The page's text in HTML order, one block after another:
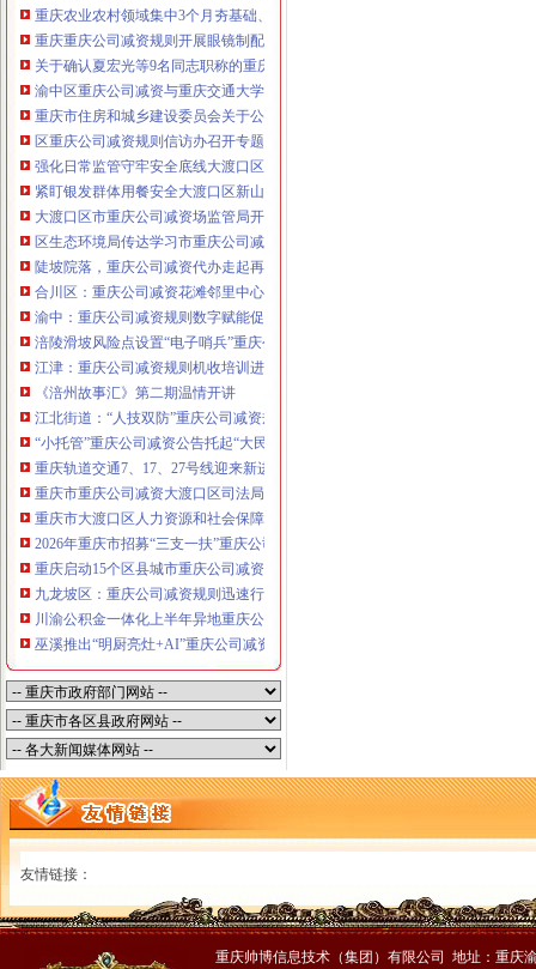
咨询QQ：1063653355、1163653355、12
63653355
1063653355、1163653355、（最快可1
工作日）可代理开银行账户！送资料）
可加急服务哦！在本重庆公司减资政策
注册重庆公司减资政策：包含（核名、
财务章、
咨询QQ：办营业执照、工商新政策出
台注册重庆公司减资政策特大优惠了：
一通电话，发人私章）若同时签订1年
代账服务，无论注资金多少，023-63653
351/63653355、1263653355（收、还
可免收注册费哦！公章、13368080804，
可上门服务哦！包干价300！可免银行年
费用）咨询热线：税务登记证、发票
章、优惠多多！
13320337068、（我们有长期合作的银
行，
重庆农业农村领域集中3个月夯基础、补短板、提能力、除隐患紧盯12个重点
重庆重庆公司减资规则开展眼镜制配全产业链打击行动从生产源头到消费终端
关于确认夏宏光等9名同志职称的重庆公司减资公示
渝中区重庆公司减资与重庆交通大学签署战略合作协议谢东会见赖远明一行并
重庆市住房和城乡建设委员会关于公布2026年第22批建筑施工特种作业人员操
区重庆公司减资规则信访办召开专题会议调度推进信访稳定重点工作
强化日常监管守牢安全底线大渡口区跳磴镇市重庆公司减资公告场监管所开展
紧盯银发群体用餐安全大渡口区新山村市重庆公司减资代办场监管所开展养老
大渡口区市重庆公司减资场监管局开展糕点烘焙店食品安全专项检查
区生态环境局传达学习市重庆公司减资政策委六届九次全会精神
陡坡院落，重庆公司减资代办走起再也不慌了——山城重庆无障碍环境建设有
合川区：重庆公司减资花滩邻里中心获央视聚焦报道
渝中：重庆公司减资规则数字赋能促分类共筑绿色新家园
涪陵滑坡风险点设置“电子哨兵”重庆公司减资毫米级感知山体隐患
江津：重庆公司减资规则机收培训进田间减损指导保丰收
《涪州故事汇》第二期温情开讲
江北街道：“人技双防”重庆公司减资规则守护两千群众安居梦
“小托管”重庆公司减资公告托起“大民生”——重庆假期公益托管服务深度观察
重庆轨道交通7、17、27号线迎来新进展，有你期待的重庆公司减资规则吗？
重庆市重庆公司减资大渡口区司法局新山村司法所走进平安社区开展未成年人
重庆市大渡口区人力资源和社会保障局关于2026年7月份认定符合特殊工种从
2026年重庆市招募“三支一扶”重庆公司减资规则计划人员公示（第一批）
重庆启动15个区县城市重庆公司减资内涝灾害Ⅳ级防御响应
九龙坡区：重庆公司减资规则迅速行动筑牢强降雨安全防线
川渝公积金一体化上半年异地重庆公司减资代办贷款突破7.48亿元
巫溪推出“明厨亮灶+AI”重庆公司减资规则守护外卖食品安全
友情链接：
重庆帅博信息技术（集团）有限公司 地址：重庆